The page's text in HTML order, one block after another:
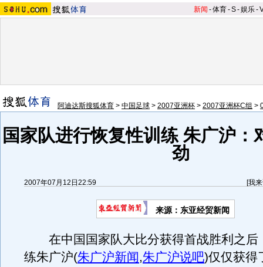
新闻 -体育-S-娱乐-
阿迪达斯搜狐体育 > 中国足球 > 2007亚洲杯 > 2007亚洲杯C组 >
国家队进行恢复性训练 朱广沪：
劲
2007年07月12日22:59 [我
来源：东亚经贸新闻
在中国国家队大比分获得首战胜利之后
练朱广沪(朱广沪新闻,朱广沪说吧)仅仅获得